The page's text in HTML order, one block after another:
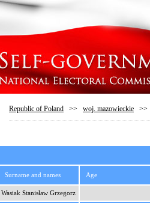
Republic of Poland >> woj. mazowieckie
Surname and names Age
Wasiak Stanisław Grzegorz